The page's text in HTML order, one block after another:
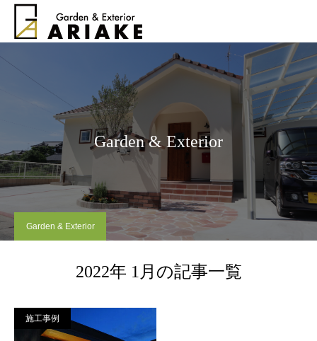
Garden & Exterior
Garden & Exterior
2022年 1月の記事一覧
施工事例